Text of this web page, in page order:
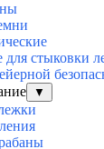
стыковки
▼